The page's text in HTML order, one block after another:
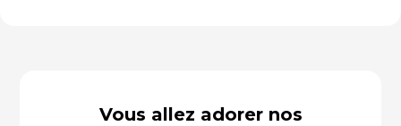
Vous allez adorer nos